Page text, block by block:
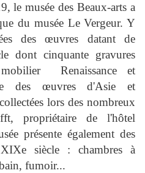
le musée des Beaux-arts a
du musée Le Vergeur. Y
des œuvres datant de
dont cinquante gravures
Renaissance et
des œuvres d'Asie et
lors des nombreux
propriétaire de l'hôtel
présente également des
siècle : chambres à
fumoir...